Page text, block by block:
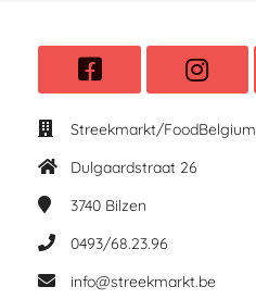
Streekmarkt/FoodBelgium
Dulgaardstraat 26
3740 Bilzen
0493/68.23.96
info@streekmarkt.be